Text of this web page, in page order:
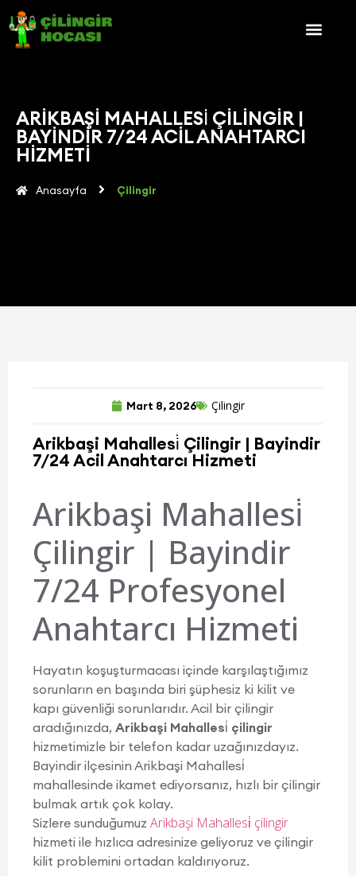
ARIKBAŞI MAHALLESİ ÇILINGIR |
BAYINDIR 7/24 ACIL ANAHTARCI
HIZMETI
Anasayfa Çilingir
Mart 8, 2026 Çilingir
Arikbaşi Mahallesi̇ Çilingir | Bayindir
7/24 Acil Anahtarcı Hizmeti
Arikbaşi Mahallesi̇
Çilingir | Bayindir
7/24 Profesyonel
Anahtarcı Hizmeti
Hayatın koşuşturmacası içinde karşılaştığımız
sorunların en başında biri şüphesiz ki kilit ve
kapı güvenliği sorunlarıdır. Acil bir çilingir
aradığınızda, Arikbaşi Mahallesi̇ çilingir
hizmetimizle bir telefon kadar uzağınızdayız.
Bayindir ilçesinin Arikbaşi Mahallesi̇
mahallesinde ikamet ediyorsanız, hızlı bir çilingir
bulmak artık çok kolay.
Sizlere sunduğumuz Arikbaşi Mahallesi̇ çilingir
hizmeti ile hızlıca adresinize geliyoruz ve çilingir
kilit problemini ortadan kaldırıyoruz.